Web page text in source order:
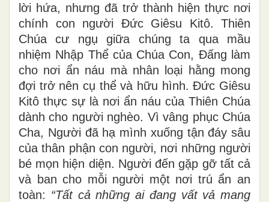
lời hứa, nhưng đã trở thành hiện thực nơi
chính con người Đức Giêsu Kitô. Thiên
Chúa cư ngụ giữa chúng ta qua mầu
nhiệm Nhập Thể của Chúa Con, Đấng làm
cho nơi ẩn náu mà nhân loại hằng mong
đợi trở nên cụ thể và hữu hình. Đức Giêsu
Kitô thực sự là nơi ẩn náu của Thiên Chúa
dành cho người nghèo. Vì vâng phục Chúa
Cha, Người đã hạ mình xuống tận đáy sâu
của thân phận con người, nơi những người
bé mọn hiện diện. Người đến gặp gỡ tất cả
và ban cho mỗi người một nơi trú ẩn an
toàn: “Tất cả những ai đang vất vả mang